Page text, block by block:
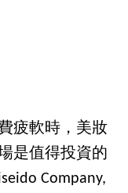
疲軟時，美妝
是值得投資的
Company,